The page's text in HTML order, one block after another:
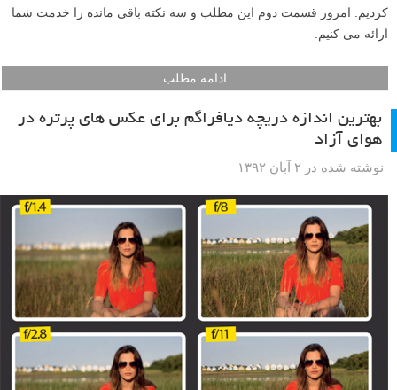
کردیم. امروز قسمت دوم این مطلب و سه نکته باقی مانده را خدمت شما
ارائه می کنیم.
ادامه مطلب
بهترین اندازه دریچه دیافراگم برای عکس های پرتره در
هوای آزاد
نوشته شده در ۲ آبان ۱۳۹۲